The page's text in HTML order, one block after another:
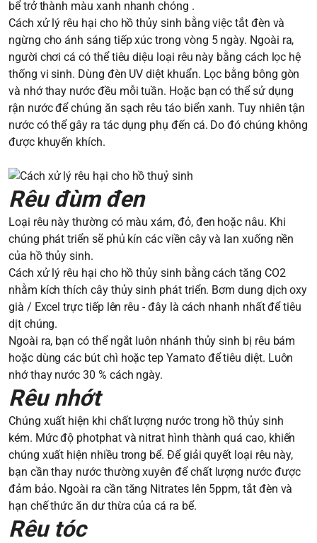
bể trở thành màu xanh nhanh chóng .
Cách xử lý rêu hại cho hồ thủy sinh bằng việc tắt đèn và
ngừng cho ánh sáng tiếp xúc trong vòng 5 ngày. Ngoài ra,
người chơi cá có thể tiêu diệu loại rêu này bằng cách lọc hệ
thống vi sinh. Dùng đèn UV diệt khuẩn. Lọc bằng bông gòn
và nhớ thay nước đều mỗi tuần. Hoặc bạn có thể sử dụng
rận nước để chúng ăn sạch rêu táo biển xanh. Tuy nhiên tận
nước có thể gây ra tác dụng phụ đến cá. Do đó chúng không
được khuyến khích.
Rêu đùm đen
Loại rêu này thường có màu xám, đỏ, đen hoặc nâu. Khi
chúng phát triển sẽ phủ kín các viền cây và lan xuống nền
của hồ thủy sinh.
Cách xử lý rêu hại cho hồ thủy sinh bằng cách tăng CO2
nhằm kích thích cây thủy sinh phát triển. Bơm dung dịch oxy
già / Excel trực tiếp lên rêu - đây là cách nhanh nhất để tiêu
dịt chúng.
Ngoài ra, bạn có thể ngắt luôn nhánh thủy sinh bị rêu bám
hoặc dùng các bút chì hoặc tep Yamato để tiêu diệt. Luôn
nhớ thay nước 30 % cách ngày.
Rêu nhớt
Chúng xuất hiện khi chất lượng nước trong hồ thủy sinh
kém. Mức độ photphat và nitrat hình thành quá cao, khiến
chúng xuất hiện nhiều trong bể. Để giải quyết loại rêu này,
bạn cần thay nước thường xuyên để chất lượng nước được
đảm bảo. Ngoài ra cần tăng Nitrates lên 5ppm, tắt đèn và
hạn chế thức ăn dư thừa của cá ra bể.
Rêu tóc